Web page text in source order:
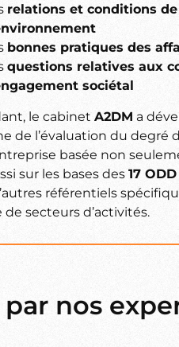
relations et conditions
bonnes pratiques des
questions relatives aux
sociétal
le cabinet A2DM a
de l’évaluation du degré
basée non
sur les bases des 17 ODD
référentiels
secteurs d’activités.
nos